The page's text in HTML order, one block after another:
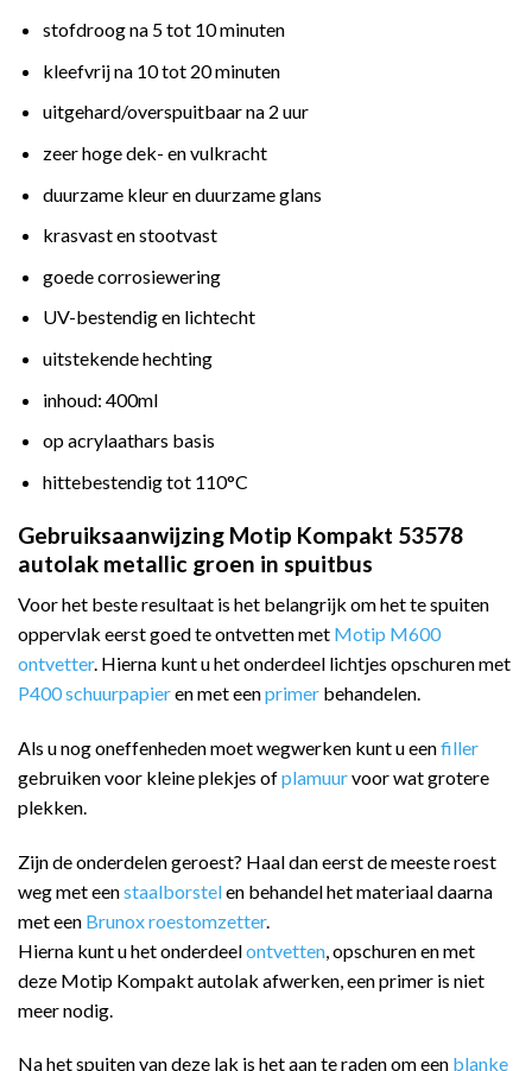
stofdroog na 5 tot 10 minuten
kleefvrij na 10 tot 20 minuten
uitgehard/overspuitbaar na 2 uur
zeer hoge dek- en vulkracht
duurzame kleur en duurzame glans
krasvast en stootvast
goede corrosiewering
UV-bestendig en lichtecht
uitstekende hechting
inhoud: 400ml
op acrylaathars basis
hittebestendig tot 110°C
Gebruiksaanwijzing Motip Kompakt 53578
autolak metallic groen in spuitbus
Voor het beste resultaat is het belangrijk om het te spuiten
oppervlak eerst goed te ontvetten met Motip M600
ontvetter. Hierna kunt u het onderdeel lichtjes opschuren met
P400 schuurpapieren met eenprimer behandelen.
Als u nog oneffenheden moet wegwerken kunt u eenfiller
gebruiken voor kleine plekjes ofplamuurvoor wat grotere
plekken.
Zijn de onderdelen geroest? Haal dan eerst de meeste roest
weg met eenstaalborstelen behandel het materiaal daarna
met een Brunox roestomzetter.
Hierna kunt u het onderdeelontvetten , opschuren en met
deze Motip Kompakt autolak afwerken, een primer is niet
meer nodig.
Na het spuiten van deze lak is het aan te raden om een blanke